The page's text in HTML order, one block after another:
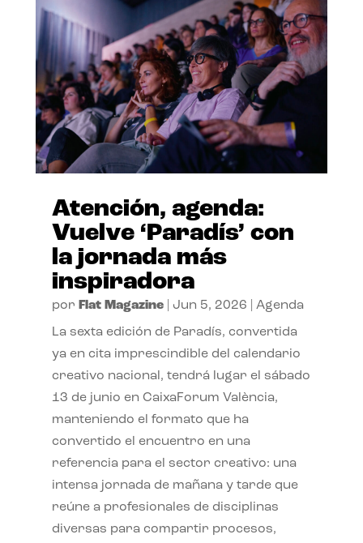
Atención, agenda:
Vuelve ‘Paradís’ con
la jornada más
inspiradora
por Flat Magazine| Jun 5, 2026 Agenda
La sexta edición de Paradís, convertida
ya en cita imprescindible del calendario
creativo nacional, tendrá lugar el sábado
13 de junio en CaixaForum València,
manteniendo el formato que ha
convertido el encuentro en una
referencia para el sector creativo: una
intensa jornada de mañana y tarde que
reúne a profesionales de disciplinas
diversas para compartir procesos,